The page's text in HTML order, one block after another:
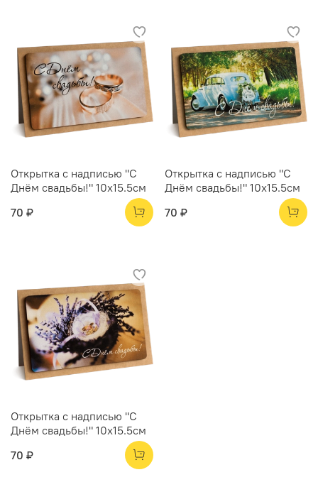
Открытка с надписью "С
Днём свадьбы!" 10х15.5см
70 ₽
Открытка с надписью "С
Днём свадьбы!" 10х15.5см
70 ₽
Открытка с надписью "С
Днём свадьбы!" 10х15.5см
70 ₽